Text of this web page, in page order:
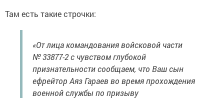
Там есть такие строчки:
«От лица командования войсковой части
№ 33877-2 с чувством глубокой
признательности сообщаем, что Ваш сын
ефрейтор Аяз Гараев во время прохождения
военной службы по призыву